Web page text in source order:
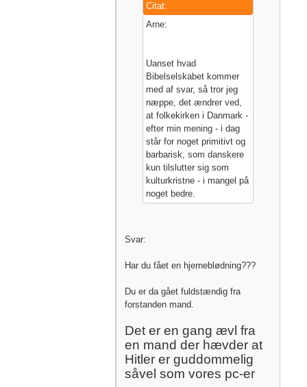
Citat:
Arne:
Uanset hvad
Bibelselskabet kommer
med af svar, så tror jeg
næppe, det ændrer ved,
at folkekirken i Danmark -
efter min mening - i dag
står for noget primitivt og
barbarisk, som danskere
kun tilslutter sig som
kulturkristne - i mangel på
noget bedre.
Svar:
Har du fået en hjerneblødning???
Du er da gået fuldstændig fra
forstanden mand.
Det er en gang ævl fra
en mand der hævder at
Hitler er guddommelig
såvel som vores pc-er